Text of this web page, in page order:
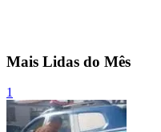
Mais Lidas do Mês
1